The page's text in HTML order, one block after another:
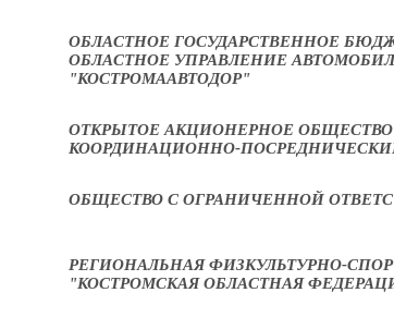
ОБЛАСТНОЕ ГОСУДАРСТВЕННОЕ
ОБЛАСТНОЕ УПРАВЛЕНИЕ
"КОСТРОМААВТОДОР"
ОТКРЫТОЕ АКЦИОНЕРНОЕ
КООРДИНАЦИОННО-
ОБЩЕСТВО С ОГРАНИЧЕННОЙ
РЕГИОНАЛЬНАЯ ФИЗКУЛЬТУРНО-
"КОСТРОМСКАЯ ОБЛАСТНАЯ